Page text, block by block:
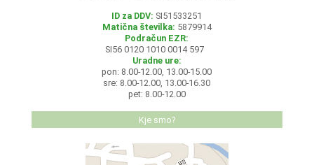
ID za DDV: SI51533251
Matična številka: 5879914
Podračun EZR:
SI56 0120 1010 0014 597
Uradne ure:
pon: 8.00-12.00, 13.00-15.00
sre: 8.00-12.00, 13.00-16.30
pet: 8.00-12.00
Kje smo?